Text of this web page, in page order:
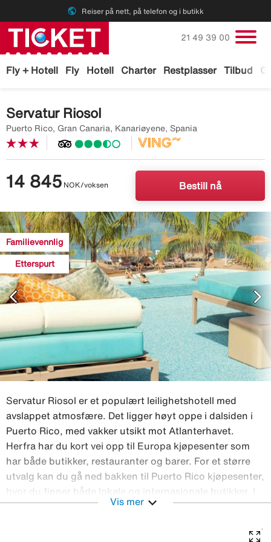
public Reiser på nett, på telefon og i butikk
Fly + Hotell Fly Hotell Charter Restplasser Tilbud
Ring oss på
21 49 39 00
Servatur Riosol
Puerto Rico, Gran Canaria, Kanariøyene, Spania
14 845 NOK/voksen Bestill nå
Familievennlig
Etterspurt
Image
description
missing
chevron_left chevron_right
Servatur Riosol er et populært leilighetshotell med
avslappet atmosfære. Det ligger høyt oppe i dalsiden i
Puerto Rico, med vakker utsikt mot Atlanterhavet.
Herfra har du kort vei opp til Europa kjøpesenter som
har både butikker, restauranter og barer. For et større
utvalg kan du gå ned bakken til Puerto Rico kjøpesenter,
hvor du finner både lokale og internasjonale butikker. I
et moderne interiør tilbyr hotellets bufférestaurant
Vis mer expand_more